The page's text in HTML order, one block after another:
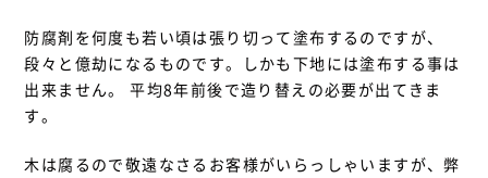
防腐剤を何度も若い頃は張り切って塗布するのですが、
段々と億劫になるものです。しかも下地には塗布する事は
出来ません。 平均8年前後で造り替えの必要が出てきま
す。
木は腐るので敬遠なさるお客様がいらっしゃいますが、弊